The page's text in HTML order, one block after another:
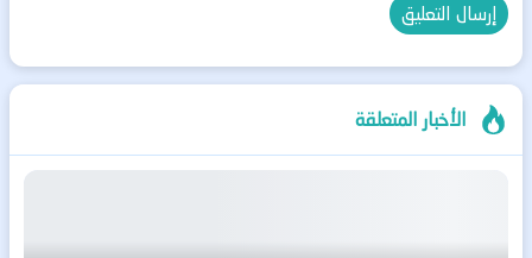
الأخبار المتعلقة